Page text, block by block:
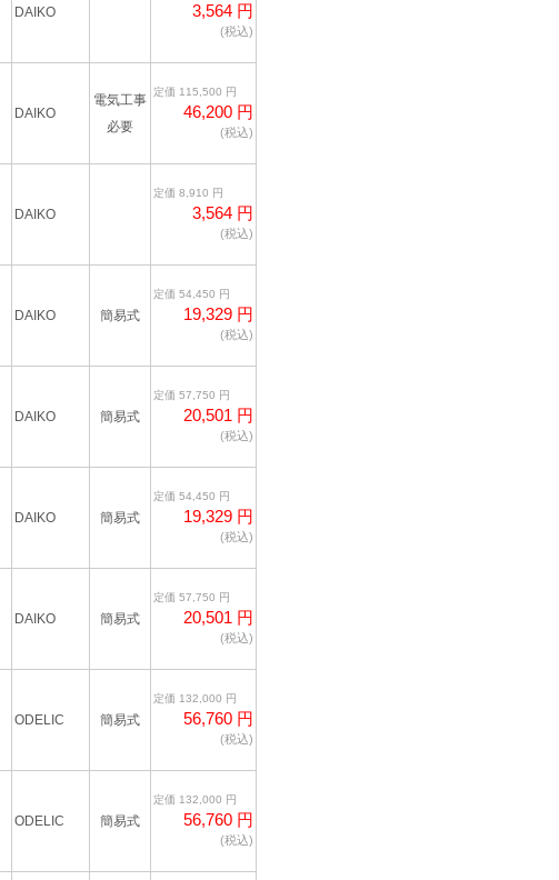
DAIKO 3,564 円
(税込)
DAIKO
電気工事
必要
定価 115,500 円
46,200 円
(税込)
DAIKO
定価 8,910 円
3,564 円
(税込)
DAIKO 簡易式
定価 54,450 円
19,329 円
(税込)
DAIKO 簡易式
定価 57,750 円
20,501 円
(税込)
DAIKO 簡易式
定価 54,450 円
19,329 円
(税込)
DAIKO 簡易式
定価 57,750 円
20,501 円
(税込)
ODELIC 簡易式
定価 132,000 円
56,760 円
(税込)
ODELIC 簡易式
定価 132,000 円
56,760 円
(税込)